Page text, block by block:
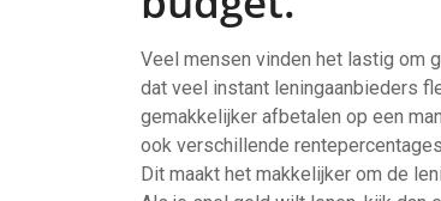
Veel mensen vinden het lastig om
dat veel instant leningaanbieders
gemakkelijker afbetalen op een
ook verschillende
Dit maakt het makkelijker om de